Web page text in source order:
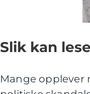
Slik kan
Mange opplever